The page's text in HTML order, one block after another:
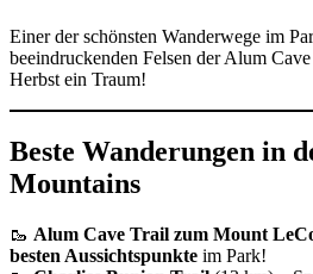
Einer der schönsten Wanderwege im
beeindruckenden Felsen der Alum
Herbst ein Traum!
Beste Wanderungen in
Mountains
🥾 Alum Cave Trail zum Mount
besten Aussichtspunkte im Park!